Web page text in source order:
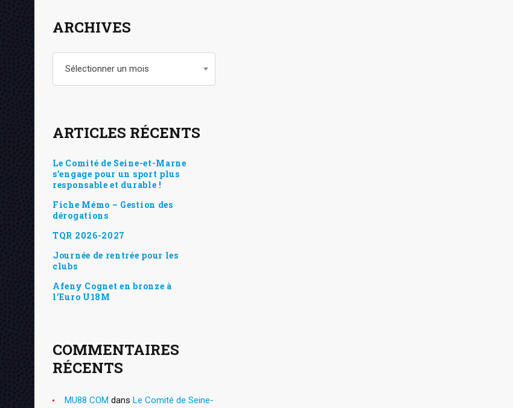
ARCHIVES
Sélectionner un mois
ARTICLES RÉCENTS
Le Comité de Seine-et-Marne
s’engage pour un sport plus
responsable et durable !
Fiche Mémo – Gestion des
dérogations
TQR 2026-2027
Journée de rentrée pour les
clubs
Afeny Cognet en bronze à
l’Euro U18M
COMMENTAIRES
RÉCENTS
MU88 COM dans Le Comité de Seine-